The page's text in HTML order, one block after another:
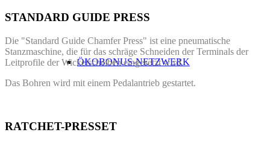
ÖKOBONUS-NETZWERK
STANDARD GUIDE PRESS
Die "Standard Guide Chamfer Press" ist eine pneumatische
Stanzmaschine, die für das schräge Schneiden der Terminals der
Leitprofile der Wickelscheiben eingesetzt wird.
Das Bohren wird mit einem Pedalantrieb gestartet.
RATCHET-PRESSET